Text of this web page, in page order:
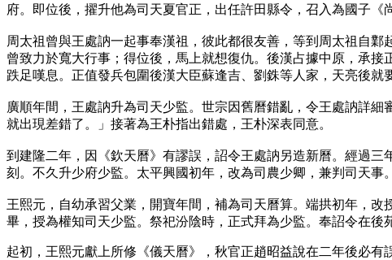
府。即位後，擢升他為司天夏官正，出任許田縣令，召入為國子《
周太祖曾與王處訥一起事奉漢祖，彼此都很友善，等到周太祖自
曾致力於寬大行事；得位後，馬上就想復仇。後漢占據中原，承
跌足嘆息。正值發兵包圍後漢大臣蘇逢吉、劉銖等人家，天亮後
廣順年間，王處訥升為司天少監。世宗因舊曆錯亂，令王處訥詳
就出現差錯了。」接著為王朴指出錯處，王朴深表同意。
到建隆二年，因《欽天曆》有謬誤，詔令王處訥另造新曆。經過
刻。不久升少府少監。太平興國初年，改為司農少卿，兼判司天
王熙元，自幼承習父業，開寶年間，補為司天曆算。端拱初年，
畢，授為權知司天少監。祭祀汾陰時，正式拜為少監。奉詔令在
起初，王熙元獻上所修《儀天曆》，秋官正趙昭益說在二年後必